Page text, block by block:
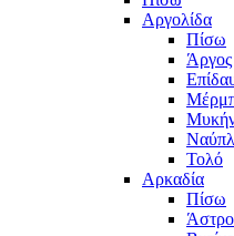
Αργολίδα
Πίσω
Άργος
Τολό
Αρκαδία
Πίσω